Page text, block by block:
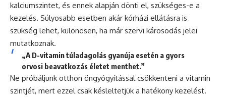
kalciumszintet, és ennek alapján dönti el, szükséges-e a
kezelés. Súlyosabb esetben akár kórházi ellátásra is
szükség lehet, különösen, ha már szervi károsodás jelei
mutatkoznak.
„A D-vitamin túladagolás gyanúja esetén a gyors
orvosi beavatkozás életet menthet.”
Ne próbáljunk otthon öngyógyítással csökkenteni a vitamin
szintjét, mert ezzel csak késleltetjük a hatékony kezelést.